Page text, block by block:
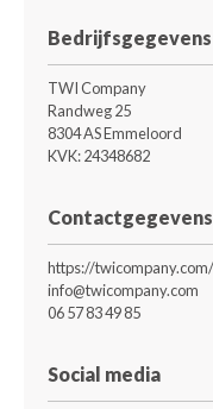
Bedrijfsgegevens
TWI Company
Randweg 25
8304 AS Emmeloord
KVK: 24348682
Contactgegevens
https://twicompany.com/
info@twicompany.com
06 57 83 49 85
Social media